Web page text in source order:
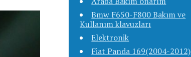
Bmw F650-F800 Bakım ve
Kullanım klavuzları
Elektronik
Fiat Panda 169(2004-2012)